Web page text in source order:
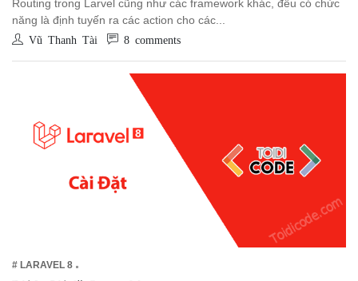
TOOLS &
SOFTWARE
TIN TUYỂN
DỤNG
Routing trong Larvel cũng như các framework khác, đều có chức
năng là định tuyến ra các action cho các...
Vũ Thanh Tài 8 comments
# LARAVEL 8